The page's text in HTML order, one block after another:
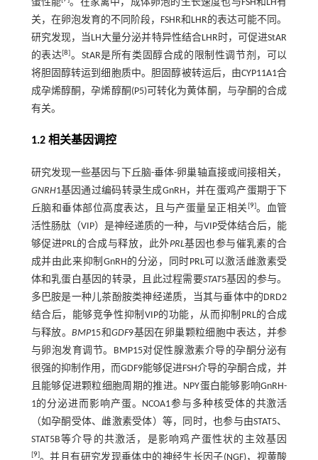
蛋性能
。在家禽中，成体卵泡的生长速度也与FSH和LH有
关，在卵泡发育的不同阶段，FSHR和LHR的表达可能不同。
研究发现，当LH大量分泌并特异性结合LHR时，可促进StAR
的表达[8]。StAR是所有类固醇合成的限制性调节剂，可以
将胆固醇转运到细胞质中。胆固醇被转运后，由CYP11A1合
成孕烯醇酮，孕烯醇酮(P5)可转化为黄体酮，与孕酮的合成
有关。
1.2 相关基因调控
研究发现一些基因与下丘脑-垂体-卵巢轴直接或间接相关，
GNRH1基因通过编码转录生成GnRH，并在蛋鸡产蛋期于下
丘脑和垂体部位高度表达，且与产蛋量呈正相关[9]。血管
活性肠肽（VIP）是神经递质的一种，与VIP受体结合后，能
够促进PRL的合成与释放，此外PRL基因也参与催乳素的合
成并由此来抑制GnRH的分泌，同时PRL可以激活雌激素受
体和乳蛋白基因的转录，且此过程需要STAT5基因的参与。
多巴胺是一种儿茶酚胺类神经递质，当其与垂体中的DRD2
结合后，能够竞争性抑制VIP的功能，从而抑制PRL的合成
与释放。BMP15和GDF9基因在卵巢颗粒细胞中表达，并参
与卵泡发育调节。BMP15对促性腺激素介导的孕酮分泌有
很强的抑制作用，而GDF9能够促进FSH介导的孕酮合成，并
且能够促进颗粒细胞周期的推进。NPY蛋白能够影响GnRH-
1的分泌进而影响产蛋。NCOA1参与多种核受体的共激活
（如孕酮受体、雌激素受体）等，同时，也参与由STAT5、
STAT5B等介导的共激活，是影响鸡产蛋性状的主效基因
[9]。并且有研究发现垂体中的神经生长因子(NGF)，视黄酸